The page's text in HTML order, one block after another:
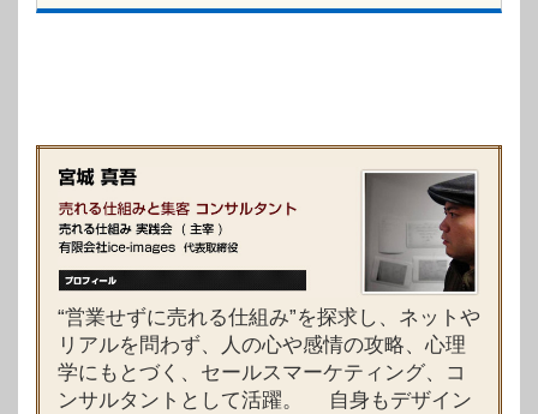
“営業せずに売れる仕組み”を探求し、ネットや
リアルを問わず、人の心や感情の攻略、心理
学にもとづく、セールスマーケティング、コ
ンサルタントとして活躍。 自身もデザイン